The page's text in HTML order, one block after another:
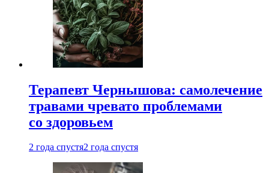
Терапевт Чернышова: самолечение
травами чревато проблемами
со здоровьем
2 года спустя2 года спустя